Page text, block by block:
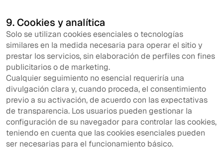
9. Cookies y analítica
Solo se utilizan cookies esenciales o tecnologías
similares en la medida necesaria para operar el sitio y
prestar los servicios, sin elaboración de perfiles con fines
publicitarios o de marketing.
Cualquier seguimiento no esencial requeriría una
divulgación clara y, cuando proceda, el consentimiento
previo a su activación, de acuerdo con las expectativas
de transparencia. Los usuarios pueden gestionar la
configuración de su navegador para controlar las cookies,
teniendo en cuenta que las cookies esenciales pueden
ser necesarias para el funcionamiento básico.